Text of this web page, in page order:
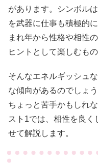
があります。シンボル
を武器に仕事も積極的
まれ年から性格や相性
ヒントとして楽しむも
そんなエネルギッシュ
な傾向があるのでしょ
ちょっと苦手かもしれ
スト1では、相性を良
せて解説します。